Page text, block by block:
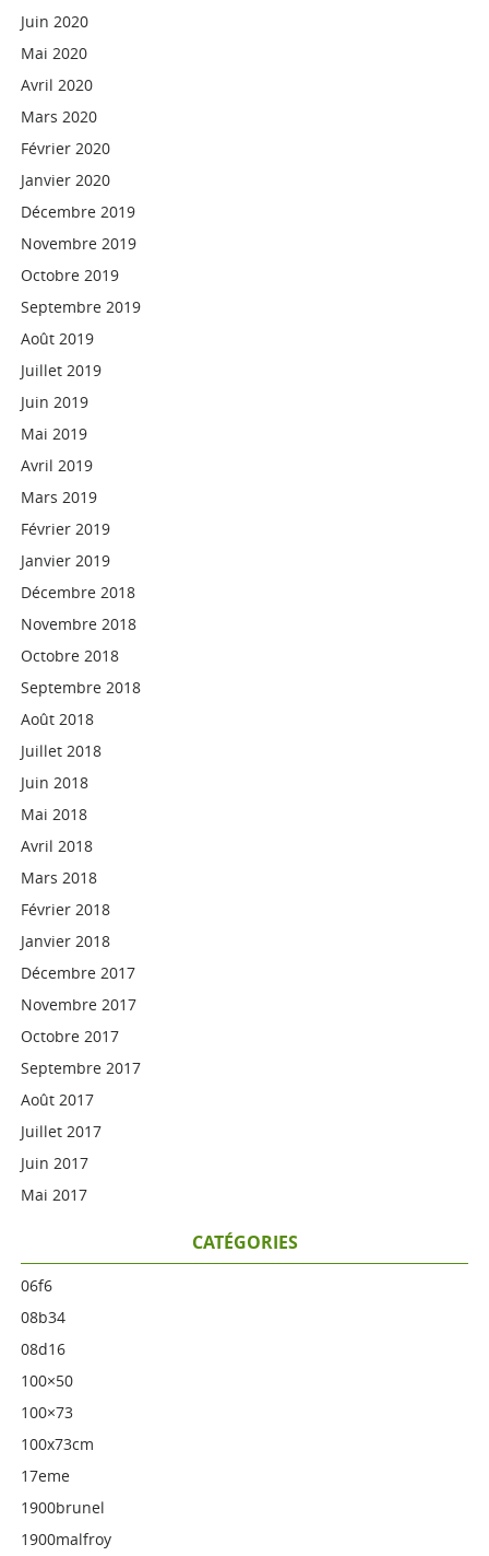
Juin 2020
Mai 2020
Avril 2020
Mars 2020
Février 2020
Janvier 2020
Décembre 2019
Novembre 2019
Octobre 2019
Septembre 2019
Août 2019
Juillet 2019
Juin 2019
Mai 2019
Avril 2019
Mars 2019
Février 2019
Janvier 2019
Décembre 2018
Novembre 2018
Octobre 2018
Septembre 2018
Août 2018
Juillet 2018
Juin 2018
Mai 2018
Avril 2018
Mars 2018
Février 2018
Janvier 2018
Décembre 2017
Novembre 2017
Octobre 2017
Septembre 2017
Août 2017
Juillet 2017
Juin 2017
Mai 2017
CATÉGORIES
06f6
08b34
08d16
100×50
100×73
100x73cm
17eme
1900brunel
1900malfroy